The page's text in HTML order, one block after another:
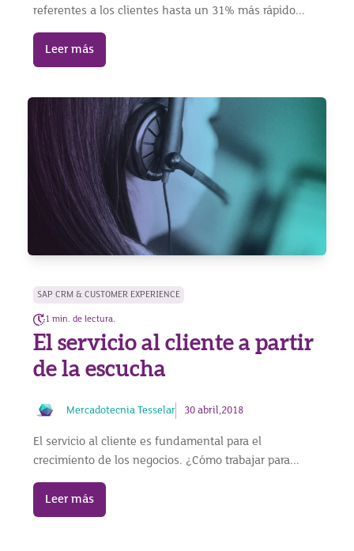
referentes a los clientes hasta un 31% más rápido...
Leer más
SAP CRM & CUSTOMER EXPERIENCE
1 min. de lectura.
El servicio al cliente a partir
de la escucha
Mercadotecnia Tesselar 30 abril,2018
El servicio al cliente es fundamental para el
crecimiento de los negocios. ¿Cómo trabajar para...
Leer más